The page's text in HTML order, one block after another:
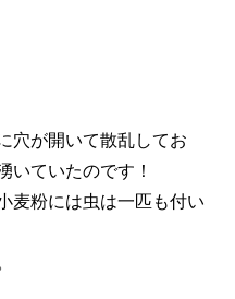
穴が開いて散乱してお
いていたのです！
麦粉には虫は一匹も付い